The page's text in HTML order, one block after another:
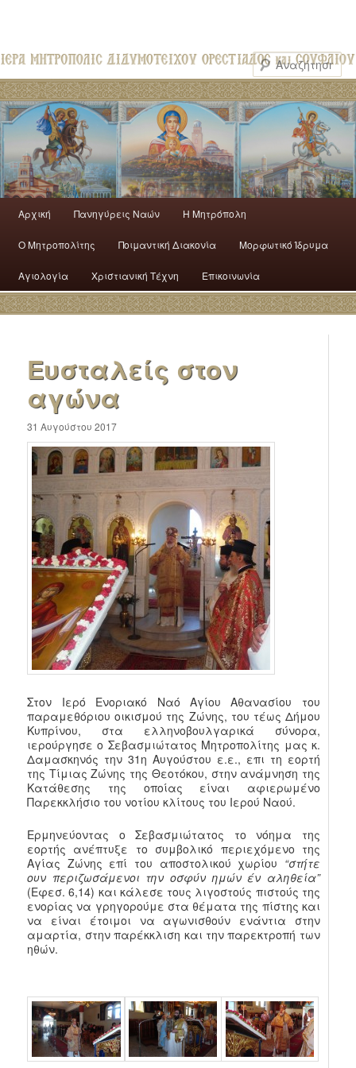
Αρχική Πανηγύρεις Ναών H Mητρόπολη
Ο Mητροπολίτης Ποιμαντική Διακονία Μορφωτικό Ίδρυμα
Αγιολογία Χριστιανική Τέχνη Επικοινωνία
Ευσταλείς στον
αγώνα
31 Αυγούστου 2017
Στον Ιερό Ενοριακό Ναό Αγίου Αθανασίου του
παραμεθόριου οικισμού της Ζώνης, του τέως Δήμου
Κυπρίνου, στα ελληνοβουλγαρικά σύνορα,
ιερούργησε ο Σεβασμιώτατος Μητροπολίτης μας κ.
Δαμασκηνός την 31η Αυγούστου ε.ε., επι τη εορτή
της Τίμιας Ζώνης της Θεοτόκου, στην ανάμνηση της
Κατάθεσης της οποίας είναι αφιερωμένο
Παρεκκλήσιο του νοτίου κλίτους του Ιερού Ναού.
Ερμηνεύοντας ο Σεβασμιώτατος το νόημα της
εορτής ανέπτυξε το συμβολικό περιεχόμενο της
Αγίας Ζώνης επί του αποστολικού χωρίου “στήτε
ουν περιζωσάμενοι την οσφύν ημών έν αληθεία”
(Εφεσ. 6,14) και κάλεσε τους λιγοστούς πιστούς της
ενορίας να γρηγορούμε στα θέματα της πίστης και
να είναι έτοιμοι να αγωνισθούν ενάντια στην
αμαρτία, στην παρέκκλιση και την παρεκτροπή των
ηθών.